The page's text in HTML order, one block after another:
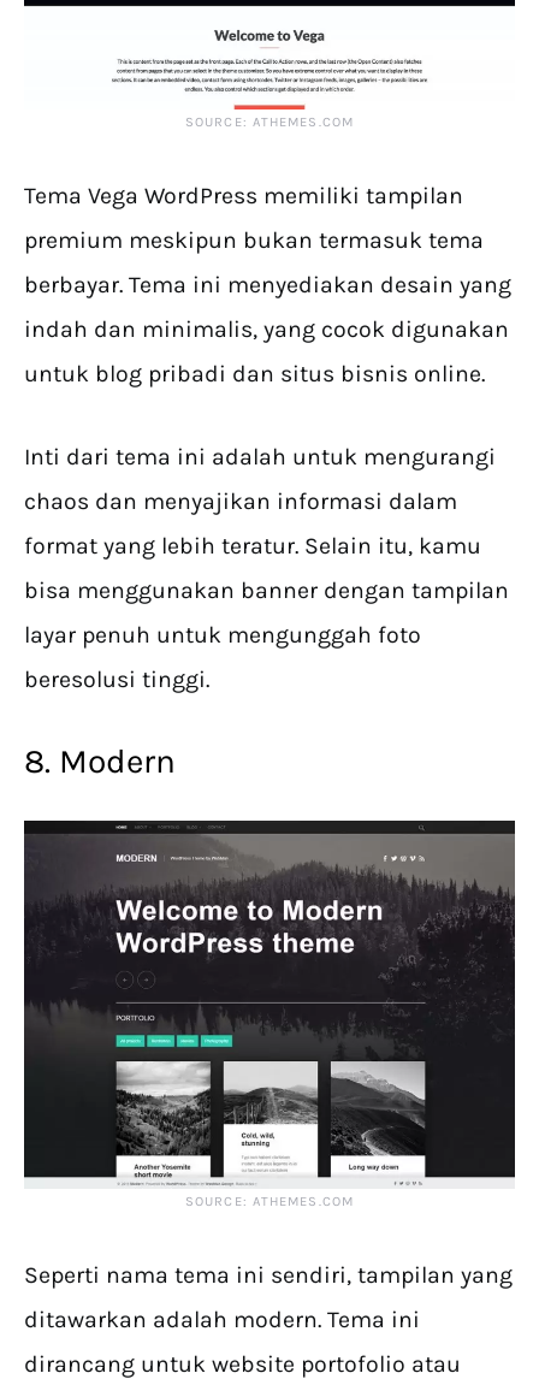
SOURCE: ATHEMES.COM
Tema Vega WordPress memiliki tampilan
premium meskipun bukan termasuk tema
berbayar. Tema ini menyediakan desain yang
indah dan minimalis, yang cocok digunakan
untuk blog pribadi dan situs bisnis online.
Inti dari tema ini adalah untuk mengurangi
chaos dan menyajikan informasi dalam
format yang lebih teratur. Selain itu, kamu
bisa menggunakan banner dengan tampilan
layar penuh untuk mengunggah foto
beresolusi tinggi.
8. Modern
SOURCE: ATHEMES.COM
Seperti nama tema ini sendiri, tampilan yang
ditawarkan adalah modern. Tema ini
dirancang untuk website portofolio atau